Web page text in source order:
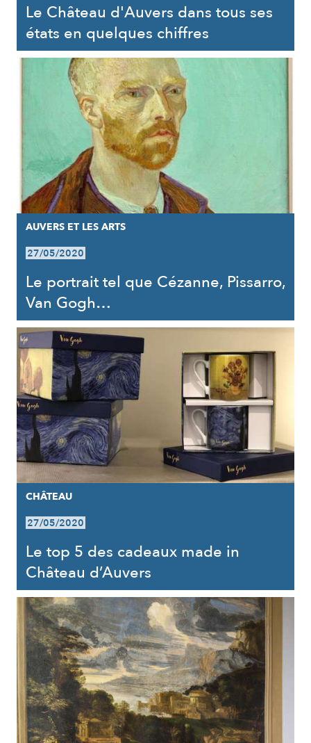
Le Château d'Auvers dans tous ses
états en quelques chiffres
AUVERS ET LES ARTS
27/05/2020
Le portrait tel que Cézanne, Pissarro,
Van Gogh…
CHÂTEAU
27/05/2020
Le top 5 des cadeaux made in
Château d’Auvers